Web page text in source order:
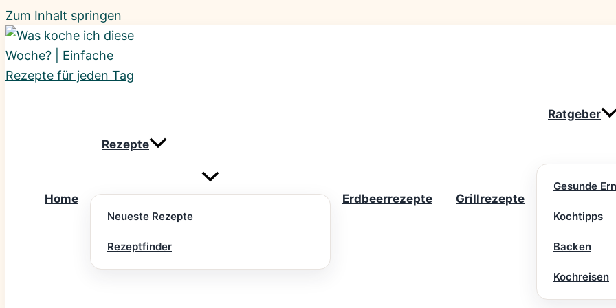
Zum Inhalt springen
Home
Rezepte
Neueste Rezepte
Rezeptfinder
Erdbeerrezepte Grillrezepte
Ratgeber
Gesunde
Kochtipps
Backen
Kochreisen